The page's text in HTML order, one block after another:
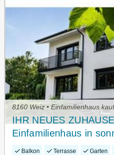
8160 Weiz • Einfamilienhaus
IHR NEUES
Einfamilienhaus in
Lage!
Balkon Terrasse Garten